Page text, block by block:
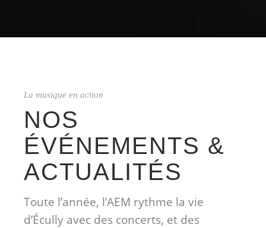
La musique en action
NOS
ÉVÉNEMENTS &
ACTUALITÉS
Toute l’année, l’AEM rythme la vie
d’Écully avec des concerts, et des